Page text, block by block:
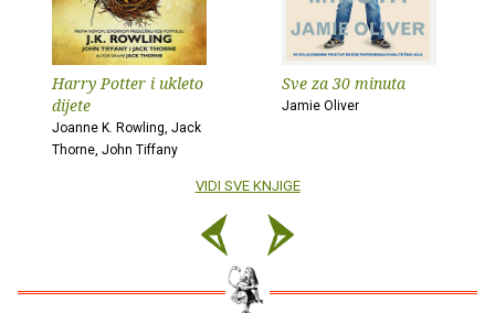
Harry Potter i ukleto
dijete
Joanne K. Rowling, Jack
Thorne, John Tiffany
Sve za 30 minuta
Jamie Oliver
VIDI SVE KNJIGE